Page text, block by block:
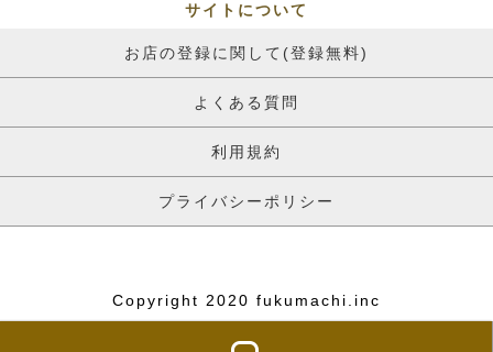
サイトについて
お店の登録に関して(登録無料)
よくある質問
利用規約
プライバシーポリシー
Copyright 2020 fukumachi.inc